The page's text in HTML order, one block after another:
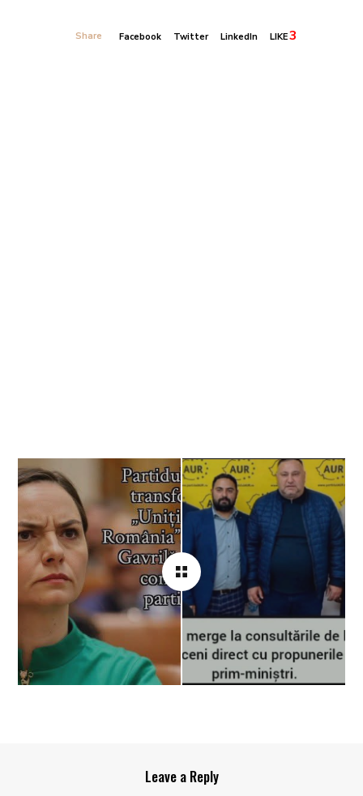
Share Facebook Twitter LinkedIn LIKE3
Leave a Reply